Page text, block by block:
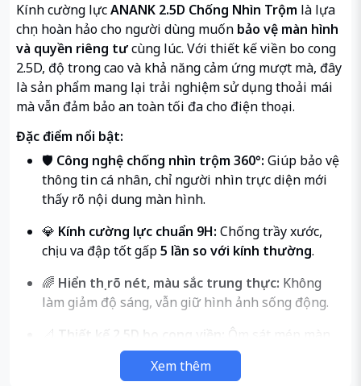
Kính cường lựcANANK 2.5D Chống Nhìn Trộm là lựa
chọn hoàn hảo cho người dùng muốn bảo vệ màn hình
và quyền riêng tưcùng lúc. Với thiết kế viền bo cong
2.5D, độ trong cao và khả năng cảm ứng mượt mà, đây
là sản phẩm mang lại trải nghiệm sử dụng thoải mái
mà vẫn đảm bảo an toàn tối đa cho điện thoại.
Đặc điểm nổi bật:
🛡️ Công nghệ chống nhìn trộm 360°: Giúp bảo vệ
thông tin cá nhân, chỉ người nhìn trực diện mới
thấy rõ nội dung màn hình.
💎 Kính cường lực chuẩn 9H: Chống trầy xước,
chịu va đập tốt gấp5 lần so với kính thường.
🌈 Hiển thị rõ nét, màu sắc trung thực: Không
làm giảm độ sáng, vẫn giữ hình ảnh sống động.
📐 Thiết kế 2.5D bo cong viền:
Ôm sát mép màn
hình, cầm nắm thoải mái, không cấn tay.
Xem thêm